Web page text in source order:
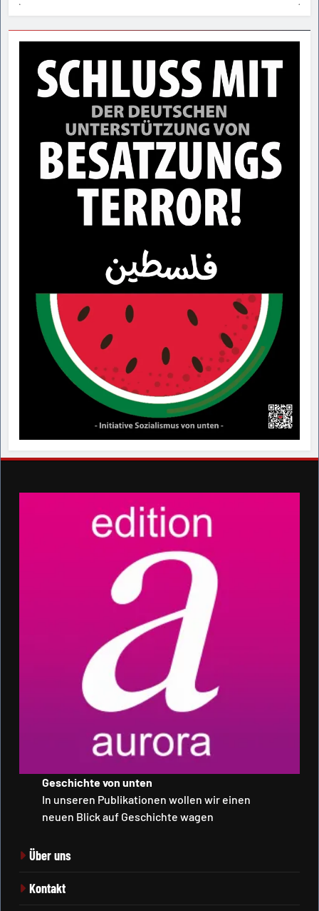
Geschichte von unten
In unseren Publikationen wollen wir einen
neuen Blick auf Geschichte wagen
Über uns
Kontakt